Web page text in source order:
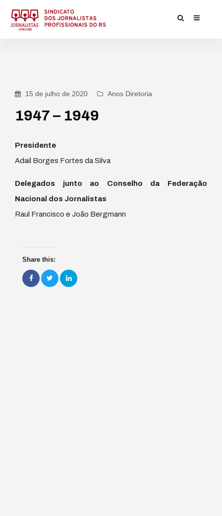
15 de julho de 2020 Anos Diretoria
1947 – 1949
Presidente
Adail Borges Fortes da Silva
Delegados junto ao Conselho da Federação
Nacional dos Jornalistas
Raul Francisco e João Bergmann
Share this: